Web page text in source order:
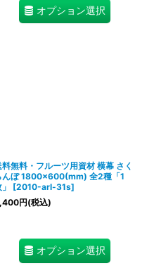
オプション選択
料無料・フルーツ用資材 横幕 さく
んぼ 1800×600(mm) 全2種「1
[2010-arl-31s]
円(税込)
オプション選択